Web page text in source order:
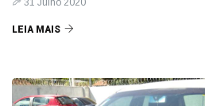
31 Julho 2020
LEIA MAIS